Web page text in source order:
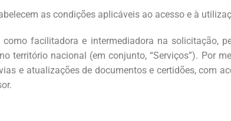
as condições aplicáveis ao acesso e à
facilitadora e intermediadora na solicitação,
território nacional (em conjunto, “Serviços”). Por
e atualizações de documentos e certidões, com